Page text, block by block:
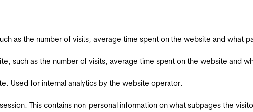
as the number of visits, average time spent on the website and what
such as the number of visits, average time spent on the website and
Used for internal analytics by the website operator.
This contains non-personal information on what subpages the